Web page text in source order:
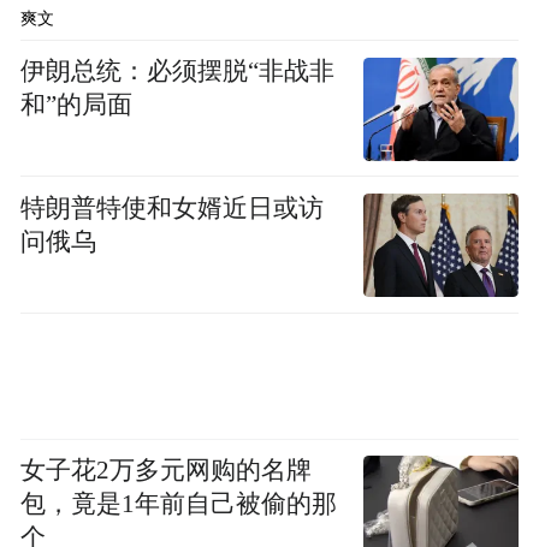
展示活动盛况和城市形象。
市长顾坤要求，围绕办出水平、办出实效，
要按照市委统一部署，周密细致做好筹备工
各个环节，让每一位嘉宾都能感受到淮安的
真诚和热情；要充分发挥台商论坛招商合作
平台作用，集聚更多优质台资项目，不断深
来源：淮安发布
爽文
伊朗总统：必须摆脱“非战非
和”的局面
特朗普特使和女婿近日或访
问俄乌
女子花2万多元网购的名牌
包，竟是1年前自己被偷的那
个